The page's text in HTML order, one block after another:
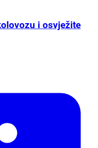
i osvježite